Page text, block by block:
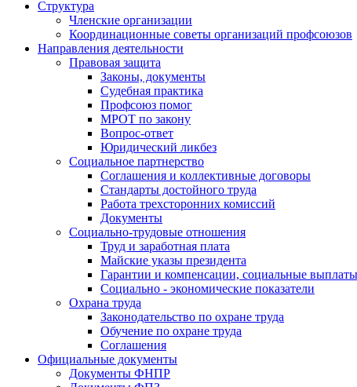
Структура
Членские организации
Координационные советы организаций профсоюзов
Направления деятельности
Правовая защита
Законы, документы
Судебная практика
Профсоюз помог
МРОТ по закону
Вопрос-ответ
Юридический ликбез
Социальное партнерство
Соглашения и коллективные договоры
Стандарты достойного труда
Работа трехсторонних комиссий
Документы
Социально-трудовые отношения
Труд и заработная плата
Майские указы президента
Гарантии и компенсации, социальные выплаты
Социально - экономические показатели
Охрана труда
Законодательство по охране труда
Обучение по охране труда
Соглашения
Официальные документы
Документы ФНПР